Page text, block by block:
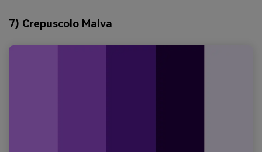
7) Crepuscolo Malva